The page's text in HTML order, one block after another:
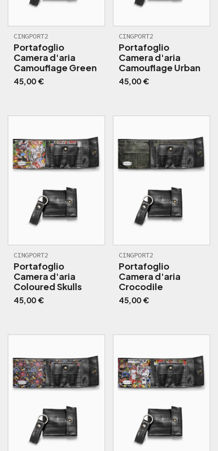
CINGPORT2
Portafoglio
Camera d'aria
Camouflage Green
45,00€
CINGPORT2
Portafoglio
Camera d'aria
Camouflage Urban
45,00€
CINGPORT2
Portafoglio
Camera d'aria
Coloured Skulls
45,00€
CINGPORT2
Portafoglio
Camera d'aria
Crocodile
45,00€